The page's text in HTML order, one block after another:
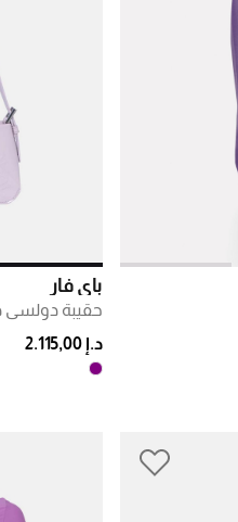
باي فار
حقيبة دولسي
د.إ 2.115,00